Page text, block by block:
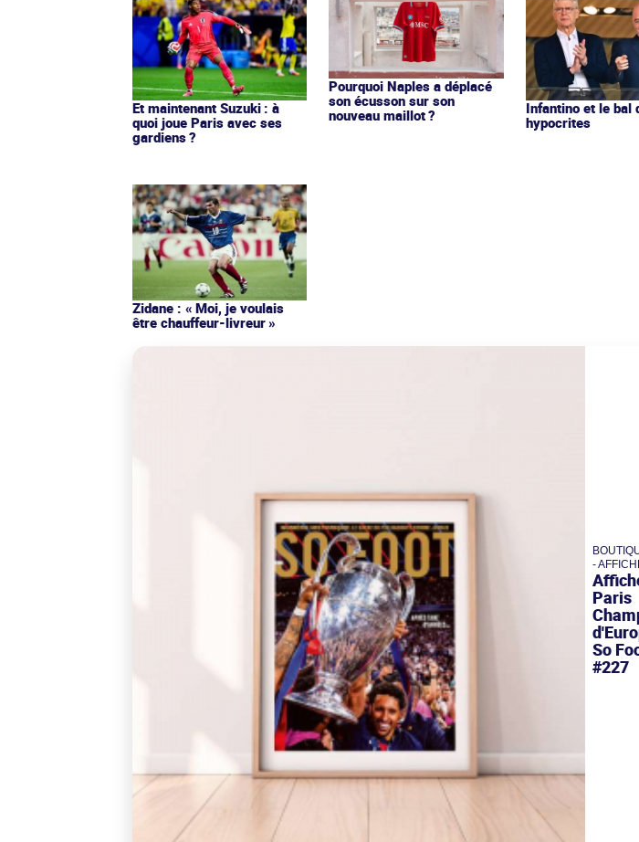
Et maintenant Suzuki : à
quoi joue Paris avec ses
gardiens ?
Pourquoi Naples a déplacé
son écusson sur son
nouveau maillot ?
Infantino et le bal
hypocrites
Zidane : « Moi, je voulais
être chauffeur-livreur »
-
Paris
So
#227